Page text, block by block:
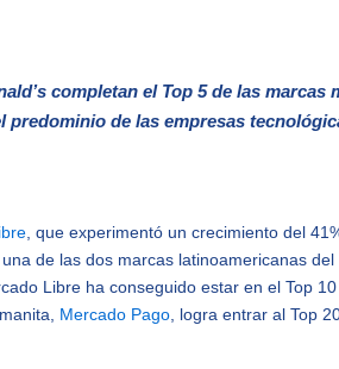
completan el Top 5 de las marcas
de las empresas
, que experimentó un crecimiento del
de las dos marcas latinoamericanas del
Libre ha conseguido estar en el Top
Mercado Pago , logra entrar al Top